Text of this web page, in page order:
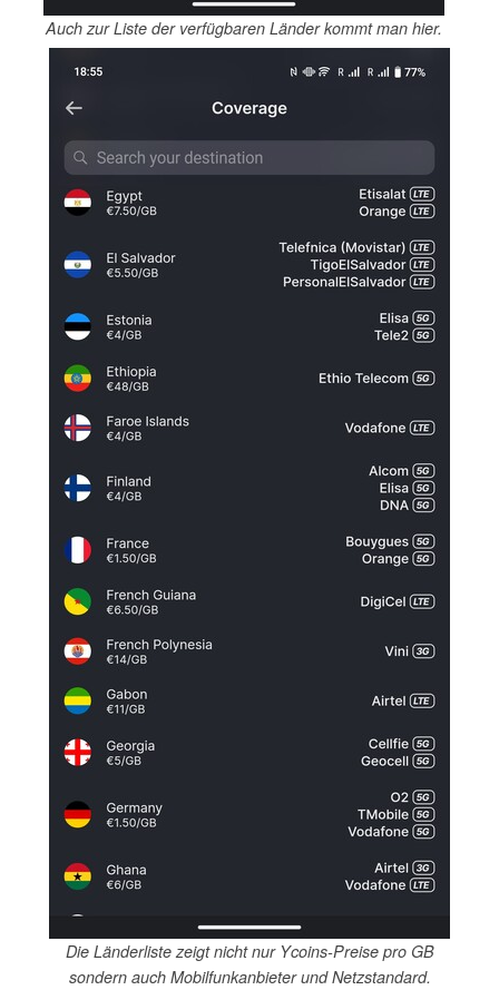
Auch zur Liste der verfügbaren Länder kommt man hier.
Die Länderliste zeigt nicht nur Ycoins-Preise pro GB
sondern auch Mobilfunkanbieter und Netzstandard.